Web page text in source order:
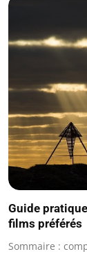
Guide
films préférés
Sommaire :